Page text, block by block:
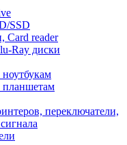
SSD
Card reader
Ray диски
планшетам
переключатели,